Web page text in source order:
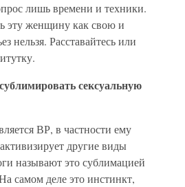
лишь времени и техники.
эту женщину как свою и
нельзя. Расставайтесь или
сексуальную
ВР, в частности ему
другие виды
называют это сублимацией
самом деле это инстинкт,